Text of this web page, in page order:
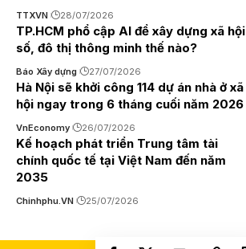
TTXVN 28/07/2026
TP.HCM phổ cập AI để xây dựng xã hội
số, đô thị thông minh thế nào?
Báo Xây dựng 27/07/2026
Hà Nội sẽ khởi công 114 dự án nhà ở xã
hội ngay trong 6 tháng cuối năm 2026
VnEconomy 26/07/2026
Kế hoạch phát triển Trung tâm tài
chính quốc tế tại Việt Nam đến năm
2035
Chinhphu.VN 25/07/2026